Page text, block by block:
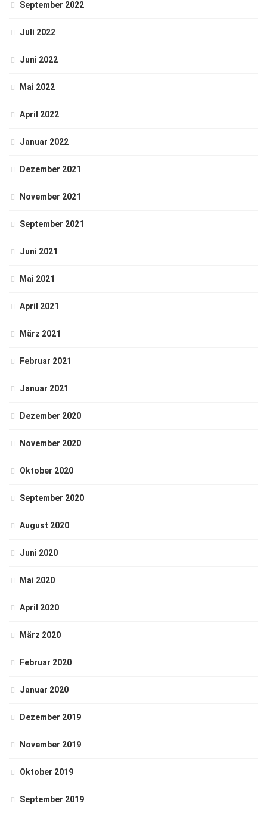
September 2022
Juli 2022
Juni 2022
Mai 2022
April 2022
Januar 2022
Dezember 2021
November 2021
September 2021
Juni 2021
Mai 2021
April 2021
März 2021
Februar 2021
Januar 2021
Dezember 2020
November 2020
Oktober 2020
September 2020
August 2020
Juni 2020
Mai 2020
April 2020
März 2020
Februar 2020
Januar 2020
Dezember 2019
November 2019
Oktober 2019
September 2019